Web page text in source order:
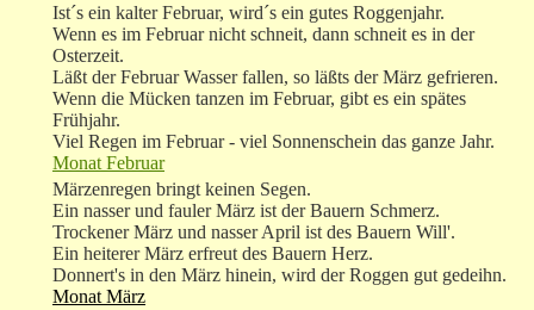
Ist´s ein kalter Februar, wird´s ein gutes Roggenjahr.
Wenn es im Februar nicht schneit, dann schneit es in der
Osterzeit.
Läßt der Februar Wasser fallen, so läßts der März gefrieren.
Wenn die Mücken tanzen im Februar, gibt es ein spätes
Frühjahr.
Viel Regen im Februar - viel Sonnenschein das ganze Jahr.
Monat Februar
Märzenregen bringt keinen Segen.
Ein nasser und fauler März ist der Bauern Schmerz.
Trockener März und nasser April ist des Bauern Will'.
Ein heiterer März erfreut des Bauern Herz.
Donnert's in den März hinein, wird der Roggen gut gedeihn.
Monat März